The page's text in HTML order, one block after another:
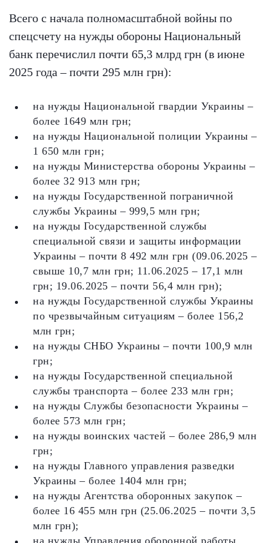
Всего с начала полномасштабной войны по
спецсчету на нужды обороны Национальный
банк перечислил почти 65,3 млрд грн (в июне
2025 года – почти 295 млн грн):
на нужды Национальной гвардии Украины –
более 1649 млн грн;
на нужды Национальной полиции Украины –
1 650 млн грн;
на нужды Министерства обороны Украины –
более 32 913 млн грн;
на нужды Государственной пограничной
службы Украины – 999,5 млн грн;
на нужды Государственной службы
специальной связи и защиты информации
Украины – почти 8 492 млн грн (09.06.2025 –
свыше 10,7 млн ​​грн; 11.06.2025 – 17,1 млн
грн; 19.06.2025 – почти 56,4 млн грн);
на нужды Государственной службы Украины
по чрезвычайным ситуациям – более 156,2
млн грн;
на нужды СНБО Украины – почти 100,9 млн
грн;
на нужды Государственной специальной
службы транспорта – более 233 млн грн;
на нужды Службы безопасности Украины –
более 573 млн грн;
на нужды воинских частей – более 286,9 млн
грн;
на нужды Главного управления разведки
Украины – более 1404 млн грн;
на нужды Агентства оборонных закупок –
более 16 455 млн грн (25.06.2025 – почти 3,5
млн грн);
на нужды Управления оборонной работы